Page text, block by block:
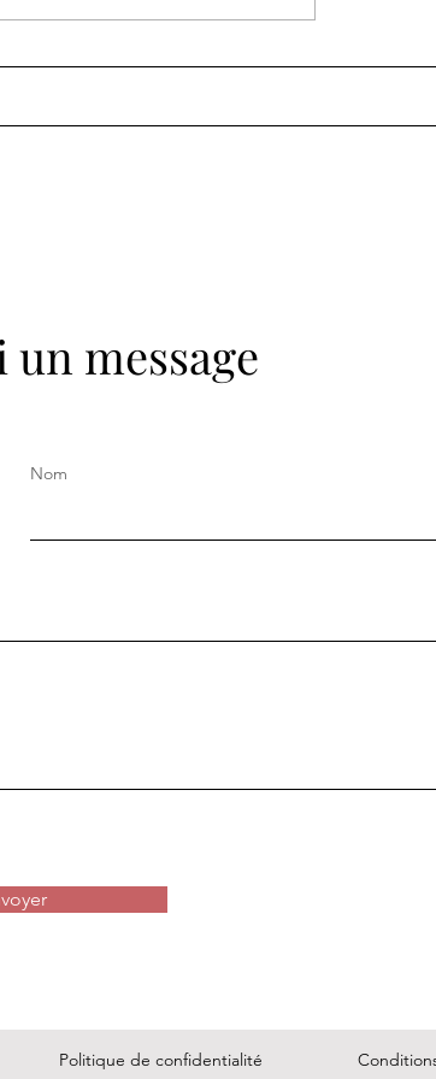
message
Nom
Politique de confidentialité